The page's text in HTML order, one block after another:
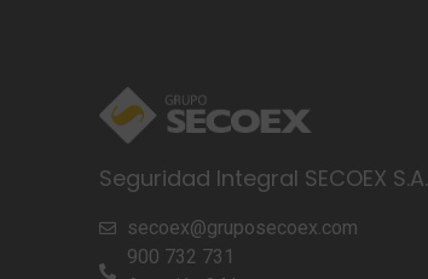
Seguridad Integral SECOEX S.A.
secoex@gruposecoex.com
900 732 731